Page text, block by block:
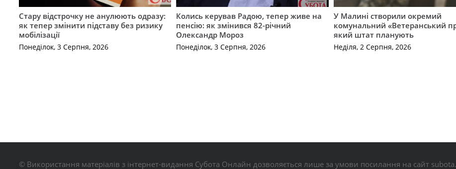
Стару відстрочку не анулюють одразу:
як тепер змінити підставу без ризику
мобілізації
Понеділок, 3 Серпня, 2026
Колись керував Радою, тепер живе на
пенсію: як змінився 82-річний
Олександр Мороз
Понеділок, 3 Серпня, 2026
У Малині створили окремий
комунальний «Ветеранський
який штат планують
Неділя, 2 Серпня, 2026
© Використання матеріалів з інтернет-видання Субота Онлайн дозволяється лише за умови посилання на сайт